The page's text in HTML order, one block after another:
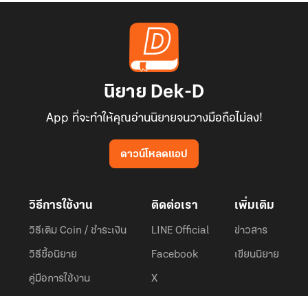
นิยาย Dek-D
App ที่จะทำให้คุณอ่านนิยายจนวางมือถือไม่ลง!
ดาวน์โหลดแอป
วิธีการใช้งาน
วิธีเติม Coin / ชำระเงิน
วิธีซื้อนิยาย
คู่มือการใช้งาน
ติดต่อเรา
LINE Official
Facebook
X
เพิ่มเติม
ข่าวสาร
เขียนนิยาย